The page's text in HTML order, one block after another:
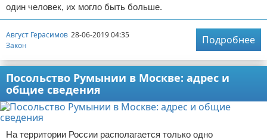
один человек, их могло быть больше.
Август Герасимов 28-06-2019 04:35
Закон
Подробнее
Посольство Румынии в Москве: адрес и
общие сведения
На территории России располагается только одно